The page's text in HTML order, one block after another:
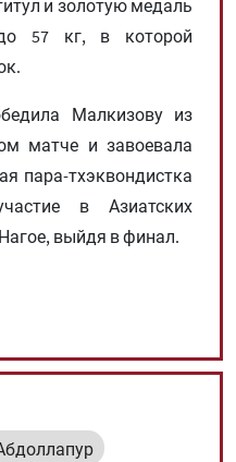
и золотую медаль
57 кг, в которой
Малкизову из
матче и завоевала
пара-тхэквондистка
в Азиатских
выйдя в финал.